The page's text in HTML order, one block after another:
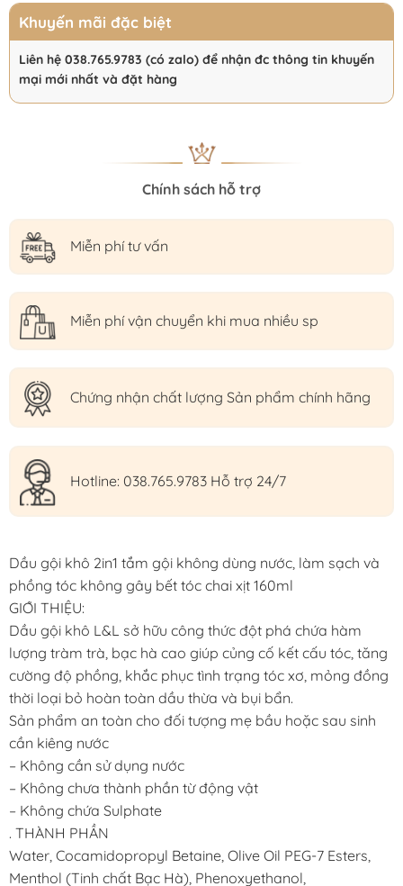
Khuyến mãi đặc biệt
Liên hệ 038.765.9783 (có zalo) để nhận đc thông tin khuyến
mại mới nhất và đặt hàng
Chính sách hỗ trợ
Miễn phí tư vấn
Miễn phí vận chuyển khi mua nhiều sp
Chứng nhận chất lượng Sản phẩm chính hãng
Hotline: 038.765.9783 Hỗ trợ 24/7
Dầu gội khô 2in1 tắm gội không dùng nước, làm sạch và
phồng tóc không gây bết tóc chai xịt 160ml
GIỚI THIỆU:
Dầu gội khô L&L sở hữu công thức đột phá chứa hàm
lượng tràm trà, bạc hà cao giúp củng cố kết cấu tóc, tăng
cường độ phồng, khắc phục tình trạng tóc xơ, mỏng đồng
thời loại bỏ hoàn toàn dầu thừa và bụi bẩn.
Sản phẩm an toàn cho đối tượng mẹ bầu hoặc sau sinh
cần kiêng nước
– Không cần sử dụng nước
– Không chưa thành phần từ động vật
– Không chứa Sulphate
. THÀNH PHẦN
Water, Cocamidopropyl Betaine, Olive Oil PEG-7 Esters,
Menthol (Tinh chất Bạc Hà), Phenoxyethanol,